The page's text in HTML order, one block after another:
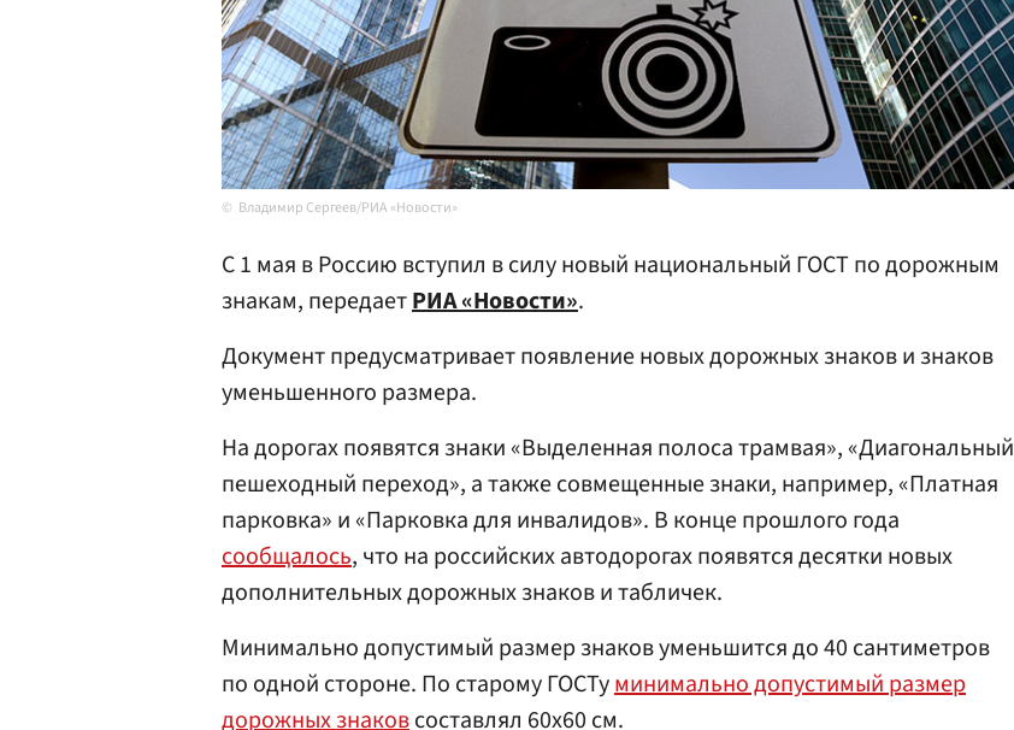
Владимир Сергеев/РИА «Новости»
С 1 мая в Россию вступил в силу новый национальный ГОСТ по дорожным
знакам, передаетРИА «Новости».
Документ предусматривает появление новых дорожных знаков и знаков
уменьшенного размера.
На дорогах появятся знаки «Выделенная полоса трамвая», «Диагональный
пешеходный переход», а также совмещенные знаки, например, «Платная
парковка» и «Парковка для инвалидов». В конце прошлого года
сообщалось, что на российских автодорогах появятся десятки новых
дополнительных дорожных знаков и табличек.
Минимально допустимый размер знаков уменьшится до 40 сантиметров
по одной стороне. По старому ГОСТуминимально допустимый размер
дорожных знаковсоставлял 60x60 см.